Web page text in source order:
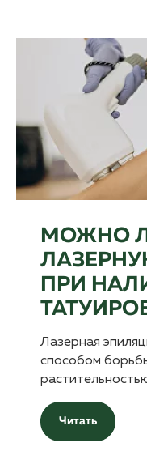
МОЖНО
ПРИ
Лазерная
способом
Читать